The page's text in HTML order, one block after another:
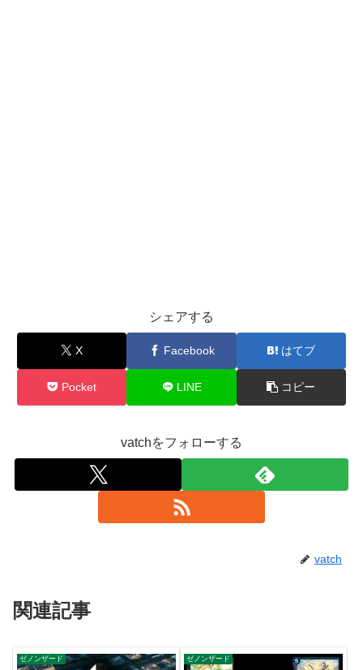
シェアする
X Facebook はてブ
Pocket LINE コピー
vatchをフォローする
vatch
関連記事
ゼノンザード ゼノンザード